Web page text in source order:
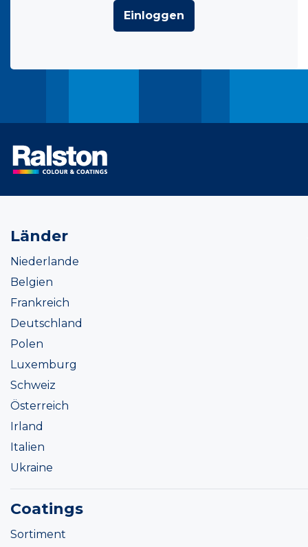
Einloggen
Länder
Niederlande
Belgien
Frankreich
Deutschland
Polen
Luxemburg
Schweiz
Österreich
Irland
Italien
Ukraine
Coatings
Sortiment